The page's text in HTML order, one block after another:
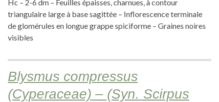
Hc – 2-6 dm – Feuilles épaisses, charnues, à contour
triangulaire large à base sagittée – Inflorescence terminale
de glomérules en longue grappe spiciforme – Graines noires
visibles
Blysmus compressus
(Cyperaceae) – (Syn. Scirpus